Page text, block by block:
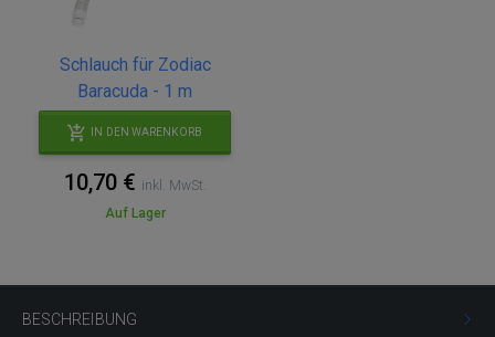
Schlauch für Zodiac
Baracuda - 1 m
IN DEN WARENKORB
10,70 € inkl. MwSt.
Auf Lager
BESCHREIBUNG